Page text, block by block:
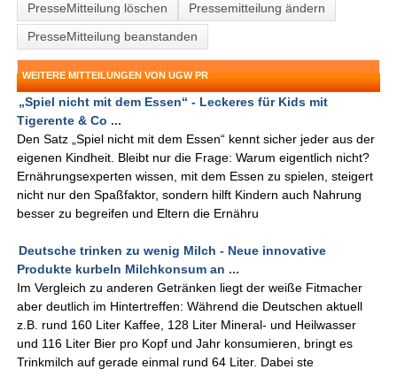
PresseMitteilung löschen
Pressemitteilung ändern
PresseMitteilung beanstanden
WEITERE MITTEILUNGEN VON UGW PR
„Spiel nicht mit dem Essen“ - Leckeres für Kids mit
Tigerente & Co ...
Den Satz „Spiel nicht mit dem Essen“ kennt sicher jeder aus der
eigenen Kindheit. Bleibt nur die Frage: Warum eigentlich nicht?
Ernährungsexperten wissen, mit dem Essen zu spielen, steigert
nicht nur den Spaßfaktor, sondern hilft Kindern auch Nahrung
besser zu begreifen und Eltern die Ernähru
Deutsche trinken zu wenig Milch - Neue innovative
Produkte kurbeln Milchkonsum an ...
Im Vergleich zu anderen Getränken liegt der weiße Fitmacher
aber deutlich im Hintertreffen: Während die Deutschen aktuell
z.B. rund 160 Liter Kaffee, 128 Liter Mineral- und Heilwasser
und 116 Liter Bier pro Kopf und Jahr konsumieren, bringt es
Trinkmilch auf gerade einmal rund 64 Liter. Dabei ste